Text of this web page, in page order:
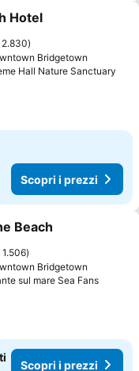
ai preferiti
Hotel
2.830
Bridgetown
Hall Nature Sanctuary
Scopri i prezzi
ai preferiti
Beach
1.506
Bridgetown
sul mare Sea Fans
Scopri i prezzi